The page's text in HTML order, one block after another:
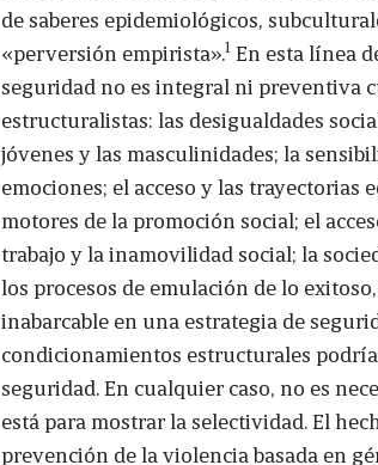
de saberes epidemiológicos,
«perversión empirista».1 En esta línea
seguridad no es integral ni preventiva
estructuralistas: las desigualdades
jóvenes y las masculinidades; la
emociones; el acceso y las trayectorias
motores de la promoción social; el
trabajo y la inamovilidad social; la
los procesos de emulación de lo
inabarcable en una estrategia de
condicionamientos estructurales
seguridad. En cualquier caso, no es
está para mostrar la selectividad. El
prevención de la violencia basada en